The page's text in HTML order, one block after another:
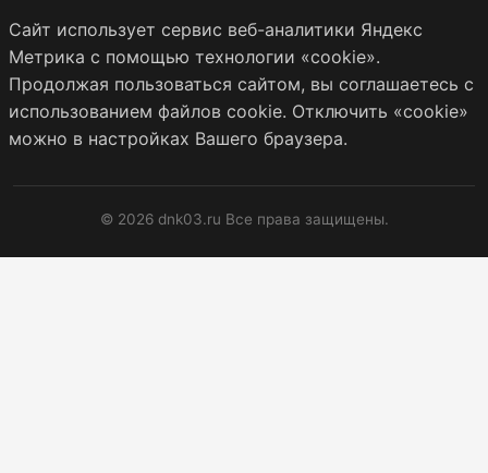
Сайт использует сервис веб-аналитики Яндекс
Метрика с помощью технологии «cookie».
Продолжая пользоваться сайтом, вы соглашаетесь с
использованием файлов cookie. Отключить «cookie»
можно в настройках Вашего браузера.
© 2026 dnk03.ru Все права защищены.